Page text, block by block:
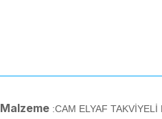
Malzeme :CAM ELYAF TAKVİYELİ